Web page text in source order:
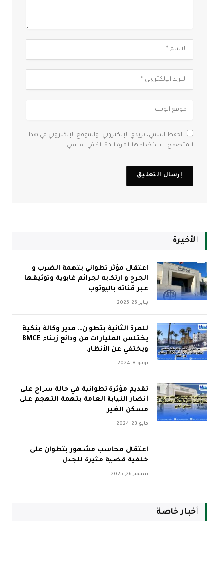
احفظ اسمي، بريدي الإلكتروني، والموقع الإلكتروني في هذا
المتصفح لاستخدامها المرة المقبلة في تعليقي.
الأخيرة
اعتقال مؤثر تطواني بتهمة الضرب و
الجرح و ارتكابه لجرائم غابوية وتوثيقها
عبر قناته باليوتوب
يناير 26, 2025
للمرة الثانية بتطوان… مدير وكالة بنكية
يختلس المليارات من ودائع زبناء BMCE
ويختفي عن الأنظار.
يونيو 8, 2024
تقديم مؤثرة تطوانية في حالة سراح على
أنضار النيابة العامة بتهمة التهجم على
مسكن الغير
مايو 23, 2024
اعتقال محاسب مشهور بتطوان على
خلفية قضية مثيرة للجدل
سبتمبر 26, 2025
أخبار خاصة